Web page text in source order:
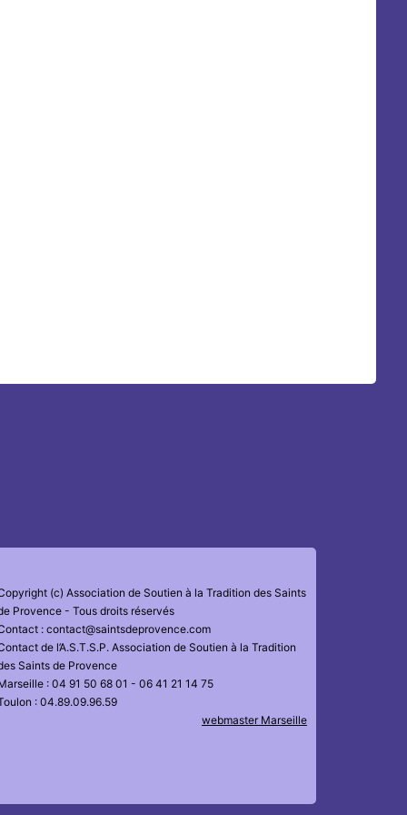
(c) Association de Soutien à la Tradition des Saints
Provence - Tous droits réservés
: contact@saintsdeprovence.com
de l’A.S.T.S.P. Association de Soutien à la Tradition
Saints de Provence
: 04 91 50 68 01 - 06 41 21 14 75
: 04.89.09.96.59
webmaster Marseille